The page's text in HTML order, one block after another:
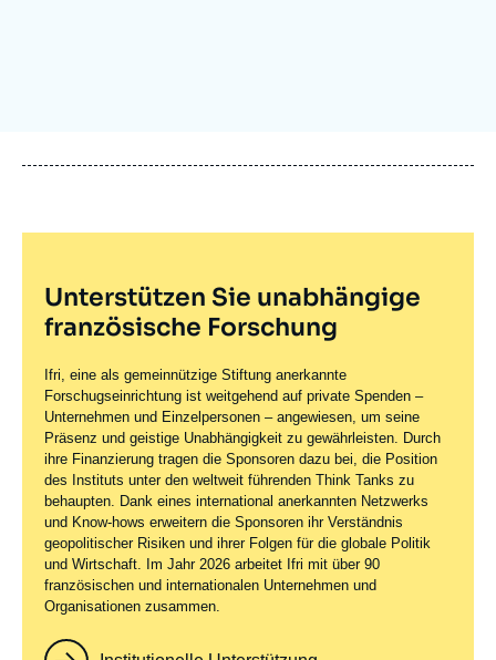
Unterstützen Sie unabhängige
französische Forschung
Ifri, eine als gemeinnützige Stiftung anerkannte
Forschugseinrichtung ist weitgehend auf private Spenden –
Unternehmen und Einzelpersonen – angewiesen, um seine
Präsenz und geistige Unabhängigkeit zu gewährleisten. Durch
ihre Finanzierung tragen die Sponsoren dazu bei, die Position
des Instituts unter den weltweit führenden Think Tanks zu
behaupten. Dank eines international anerkannten Netzwerks
und Know-hows erweitern die Sponsoren ihr Verständnis
geopolitischer Risiken und ihrer Folgen für die globale Politik
und Wirtschaft. Im Jahr 2026 arbeitet Ifri mit über 90
französischen und internationalen Unternehmen und
Organisationen zusammen.